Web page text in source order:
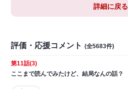
詳細に戻る
評価・応援コメント (全5683件)
第11話(3)
ここまで読んでみたけど、結局なんの話？